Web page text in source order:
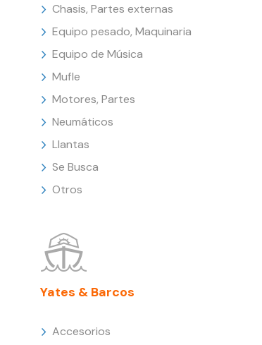
Chasis, Partes externas
Equipo pesado, Maquinaria
Equipo de Música
Mufle
Motores, Partes
Neumáticos
Llantas
Se Busca
Otros
Yates & Barcos
Accesorios